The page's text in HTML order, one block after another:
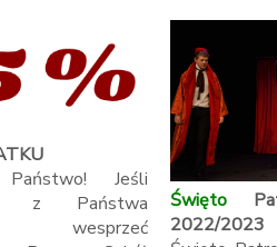
Państwo! Jeśli
z Państwa
wesprzeć
Święto
2022/2023